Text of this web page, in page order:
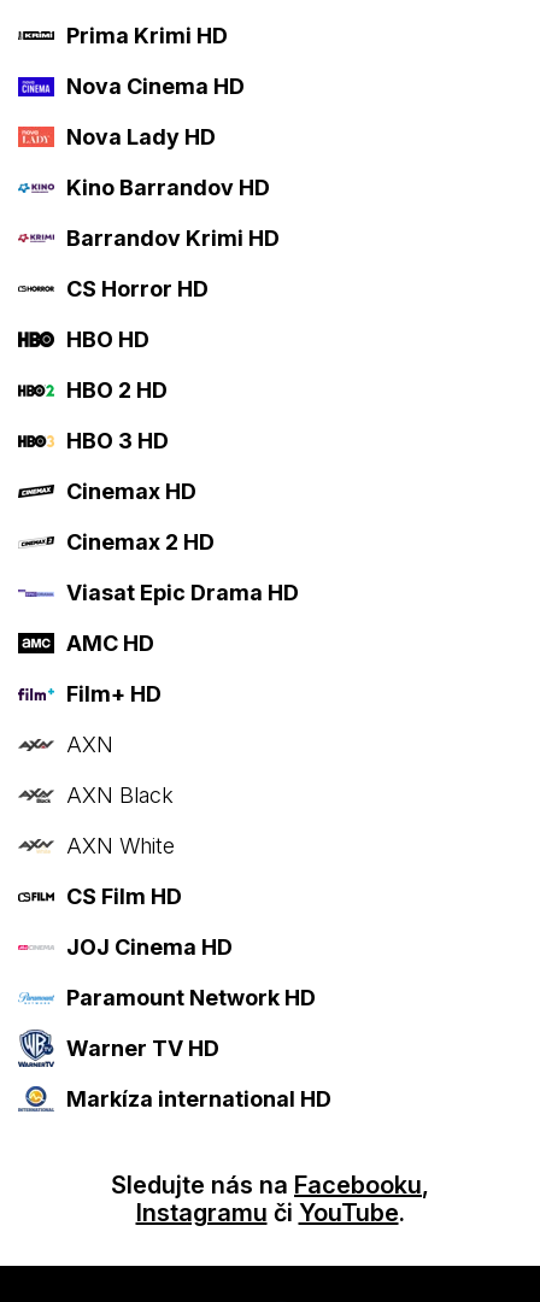
Prima Krimi HD
Nova Cinema HD
Nova Lady HD
Kino Barrandov HD
Barrandov Krimi HD
CS Horror HD
HBO HD
HBO 2 HD
HBO 3 HD
Cinemax HD
Cinemax 2 HD
Viasat Epic Drama HD
AMC HD
Film+ HD
AXN
AXN Black
AXN White
CS Film HD
JOJ Cinema HD
Paramount Network HD
Warner TV HD
Markíza international HD
Sledujte nás na Facebooku,
Instagramu či YouTube.